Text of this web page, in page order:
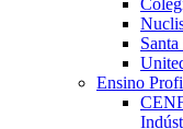
Ensino